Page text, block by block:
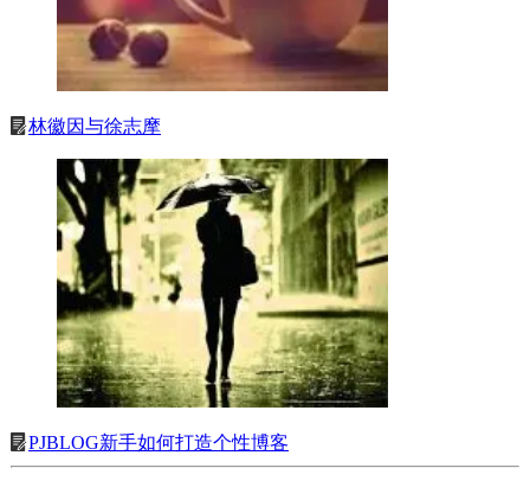
林徽因与徐志摩
PJBLOG新手如何打造个性博客